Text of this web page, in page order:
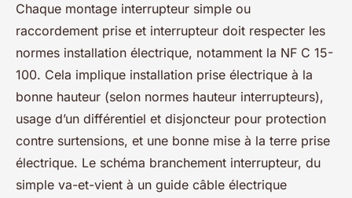
Chaque montage interrupteur simple ou
raccordement prise et interrupteur doit respecter les
normes installation électrique, notamment la NF C 15-
100. Cela implique installation prise électrique à la
bonne hauteur (selon normes hauteur interrupteurs),
usage d’un différentiel et disjoncteur pour protection
contre surtensions, et une bonne mise à la terre prise
électrique. Le schéma branchement interrupteur, du
simple va-et-vient à un guide câble électrique